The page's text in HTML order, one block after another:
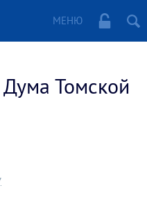
МЕНЮ
Томской